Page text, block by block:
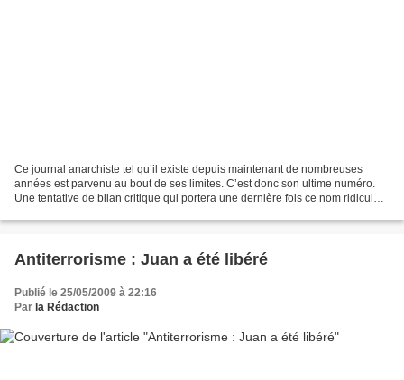
Ce journal anarchiste tel qu’il existe depuis maintenant de nombreuses
années est parvenu au bout de ses limites. C’est donc son ultime numéro.
Une tentative de bilan critique qui portera une dernière fois ce nom ridicule
Antiterrorisme : Juan a été libéré
Publié le 25/05/2009 à 22:16
Par la Rédaction